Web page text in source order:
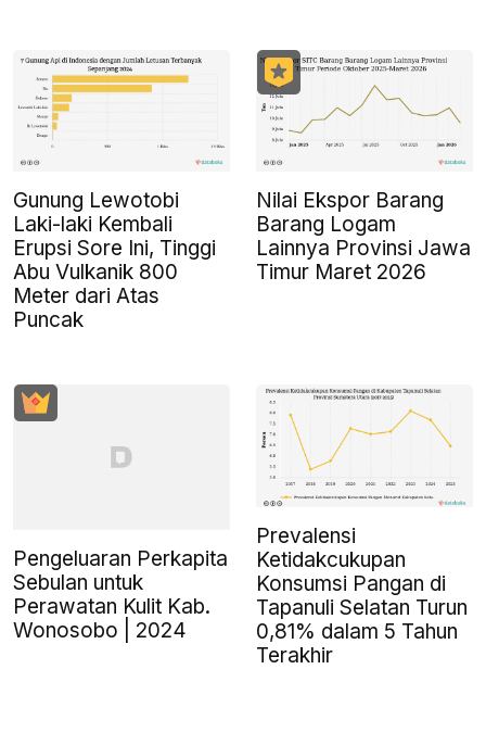
Gunung Lewotobi
Laki-laki Kembali
Erupsi Sore Ini, Tinggi
Abu Vulkanik 800
Meter dari Atas
Puncak
Nilai Ekspor Barang
Barang Logam
Lainnya Provinsi Jawa
Timur Maret 2026
Pengeluaran Perkapita
Sebulan untuk
Perawatan Kulit Kab.
Wonosobo | 2024
Prevalensi
Ketidakcukupan
Konsumsi Pangan di
Tapanuli Selatan Turun
0,81% dalam 5 Tahun
Terakhir